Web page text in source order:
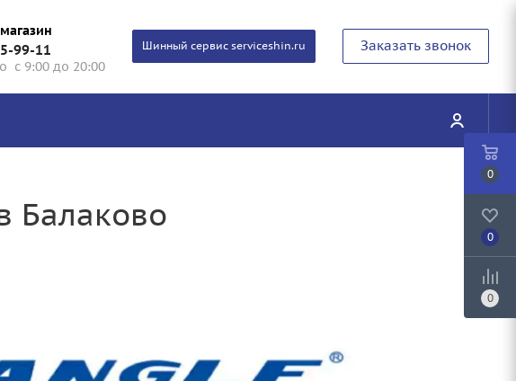
99-11
с 9:00 до 20:00
Шинный сервис serviceshin.ru Заказать звонок
Балаково
0
0
0